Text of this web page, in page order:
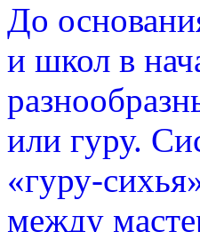
До
и школ в
или гуру.
«гуру-
между